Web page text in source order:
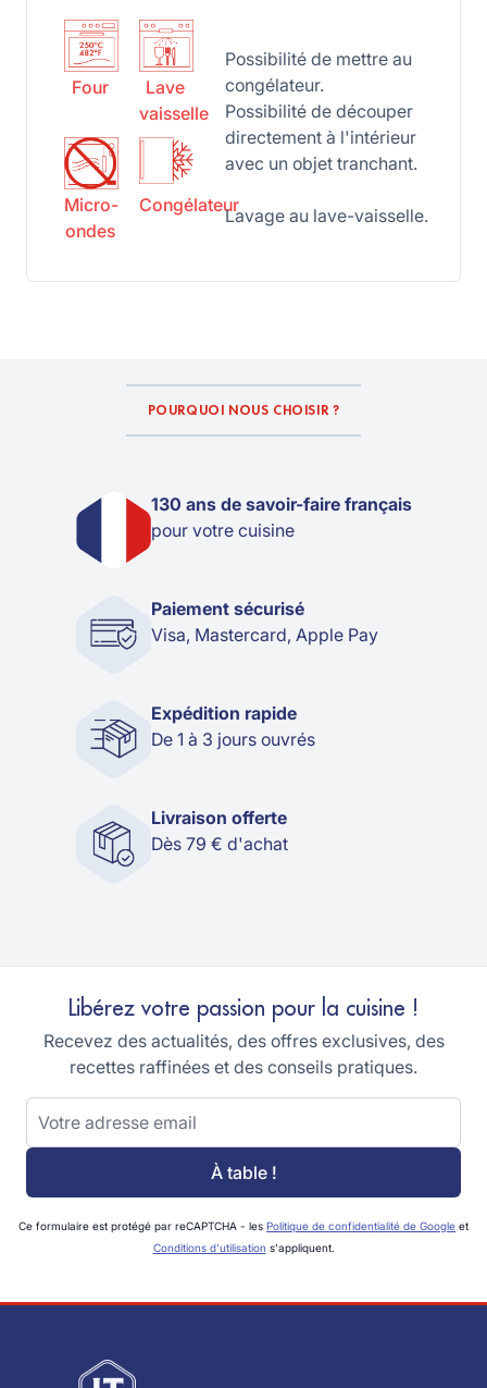
Four
Lave
vaisselle
Micro-
ondes
Congélateur
Possibilité de mettre au
congélateur.
Possibilité de découper
directement à l'intérieur
avec un objet tranchant.
Lavage au lave-vaisselle.
POURQUOI NOUS CHOISIR ?
130 ans de savoir-faire français
pour votre cuisine
Paiement sécurisé
Visa, Mastercard, Apple Pay
Expédition rapide
De 1 à 3 jours ouvrés
Livraison offerte
Dès 79 € d'achat
Libérez votre passion pour la cuisine !
Recevez des actualités, des offres exclusives, des
recettes raffinées et des conseils pratiques.
Adresse email
À table !
Ce formulaire est protégé par reCAPTCHA - les Politique de confidentialité de Google et
Conditions d'utilisation s'appliquent.